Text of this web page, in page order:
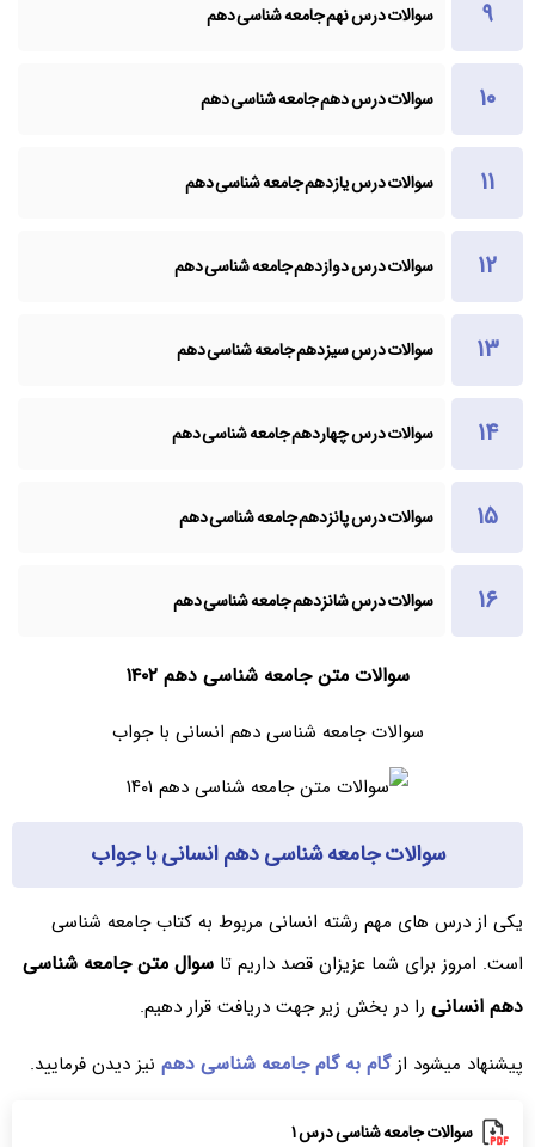
سوالات درس نهم جامعه شناسی دهم
سوالات درس دهم جامعه شناسی دهم
سوالات درس یازدهم جامعه شناسی دهم
سوالات درس دوازدهم جامعه شناسی دهم
سوالات درس سیزدهم جامعه شناسی دهم
سوالات درس چهاردهم جامعه شناسی دهم
سوالات درس پانزدهم جامعه شناسی دهم
سوالات درس شانزدهم جامعه شناسی دهم
سوالات متن جامعه شناسی دهم ۱۴۰۲
سوالات جامعه شناسی دهم انسانی با جواب
سوالات جامعه شناسی دهم انسانی با جواب
یکی از درس های مهم رشته انسانی مربوط به کتاب جامعه شناسی
است. امروز برای شما عزیزان قصد داریم تا سوال متن جامعه شناسی
دهم انسانی را در بخش زیر جهت دریافت قرار دهیم.
پیشنهاد میشود ازگام به گام جامعه شناسی دهم نیز دیدن فرمایید.
سوالات جامعه شناسی درس ۱